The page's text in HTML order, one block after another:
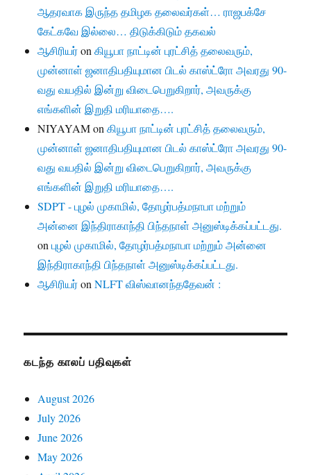
ஆதரவாக இருந்த தமிழக தலைவர்கள்… ராஜபக்சே
கேட்கவே இல்லை… திடுக்கிடும் தகவல்
ஆசிரியர்onகியூபா நாட்டின் புரட்சித் தலைவரும்,
முன்னாள் ஜனாதிபதியுமான பிடல் காஸ்ட்ரோ அவரது 90-
வது வயதில் இன்று விடைபெறுகிறார், அவருக்கு
எங்களின் இறுதி மரியாதை….
NIYAYAMonகியூபா நாட்டின் புரட்சித் தலைவரும்,
முன்னாள் ஜனாதிபதியுமான பிடல் காஸ்ட்ரோ அவரது 90-
வது வயதில் இன்று விடைபெறுகிறார், அவருக்கு
எங்களின் இறுதி மரியாதை….
SDPT - புழல் முகாமில், தோழர்பத்மநாபா மற்றும்
அன்னை இந்திராகாந்தி பிந்தநாள் அனுஸ்டிக்கப்பட்டது.
onபுழல் முகாமில், தோழர்பத்மநாபா மற்றும் அன்னை
இந்திராகாந்தி பிந்தநாள் அனுஸ்டிக்கப்பட்டது.
ஆசிரியர்onNLFT விஸ்வானந்ததேவன் :
கடந்த காலப் பதிவுகள்
August 2026
July 2026
June 2026
May 2026